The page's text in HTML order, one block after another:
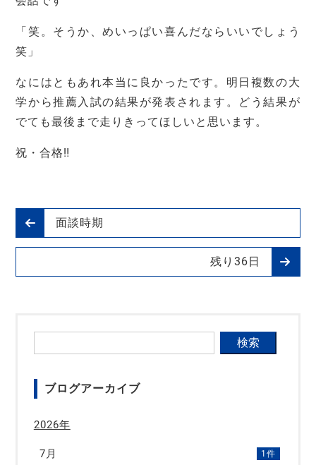
「笑。そうか、めいっぱい喜んだならいいでしょう
笑」
なにはともあれ本当に良かったです。明日複数の大
学から推薦入試の結果が発表されます。どう結果が
でても最後まで走りきってほしいと思います。
祝・合格‼
面談時期
残り36日
ブログアーカイブ
2026年
7月 1件